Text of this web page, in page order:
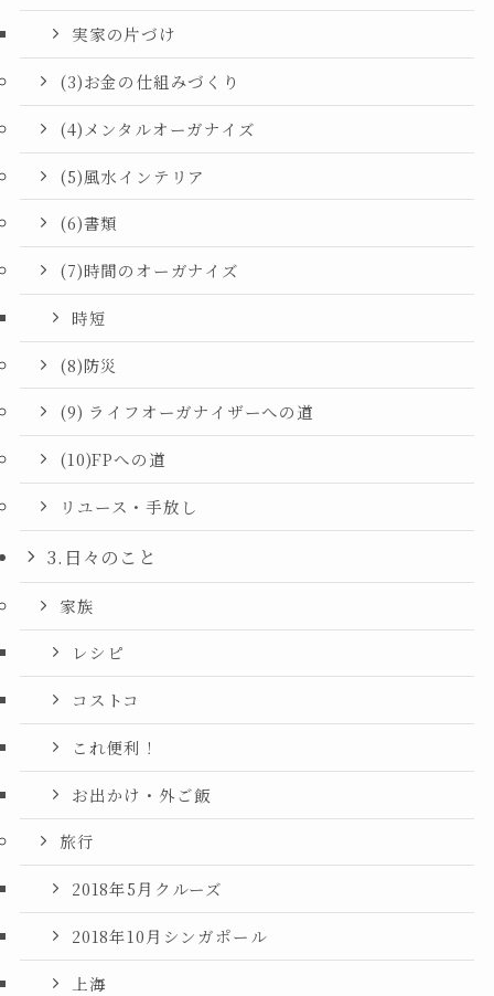
実家の片づけ
(3)お金の仕組みづくり
(4)メンタルオーガナイズ
(5)風水インテリア
(6)書類
(7)時間のオーガナイズ
時短
(8)防災
(9) ライフオーガナイザーへの道
(10)FPへの道
リユース・手放し
3.日々のこと
家族
レシピ
コストコ
これ便利！
お出かけ・外ご飯
旅行
2018年5月クルーズ
2018年10月シンガポール
上海